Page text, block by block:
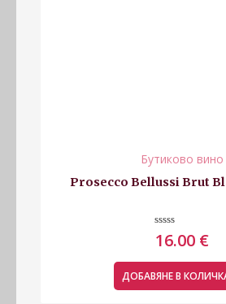
Бутиково вино
Prosecco Bellussi Brut
Оценено
с
от
5
16.00 €
ДОБАВЯНЕ В